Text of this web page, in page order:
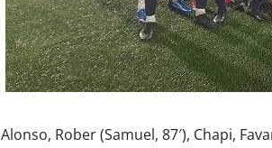
Alonso, Rober (Samuel, 87′), Chapi,